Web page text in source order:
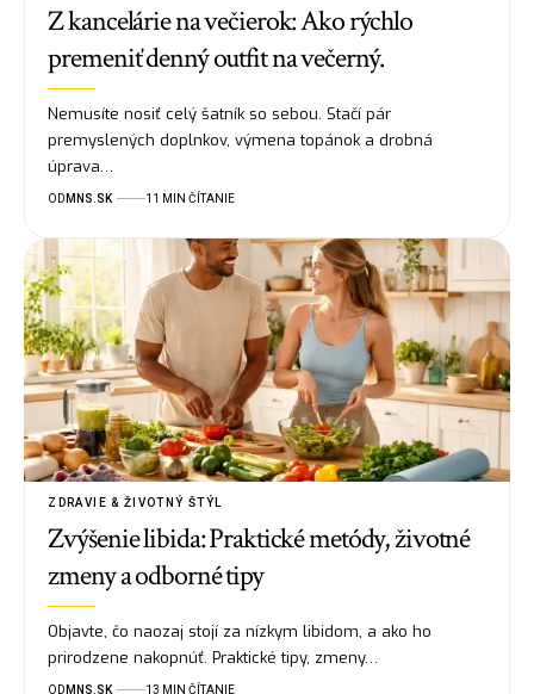
Z kancelárie na večierok: Ako rýchlo
premeniť denný outfit na večerný.
Nemusíte nosiť celý šatník so sebou. Stačí pár
premyslených doplnkov, výmena topánok a drobná
úprava…
OD MNS.SK 11 MIN ČÍTANIE
ZDRAVIE & ŽIVOTNÝ ŠTÝL
Zvýšenie libida: Praktické metódy, životné
zmeny a odborné tipy
Objavte, čo naozaj stojí za nízkym libidom, a ako ho
prirodzene nakopnúť. Praktické tipy, zmeny…
OD MNS.SK 13 MIN ČÍTANIE